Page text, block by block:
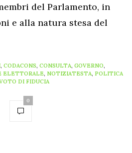
del Parlamento, in
e alla natura stesa del
, CODACONS, CONSULTA, GOVERNO,
ELETTORALE, NOTIZIATESTA, POLITICA
DI FIDUCIA
0